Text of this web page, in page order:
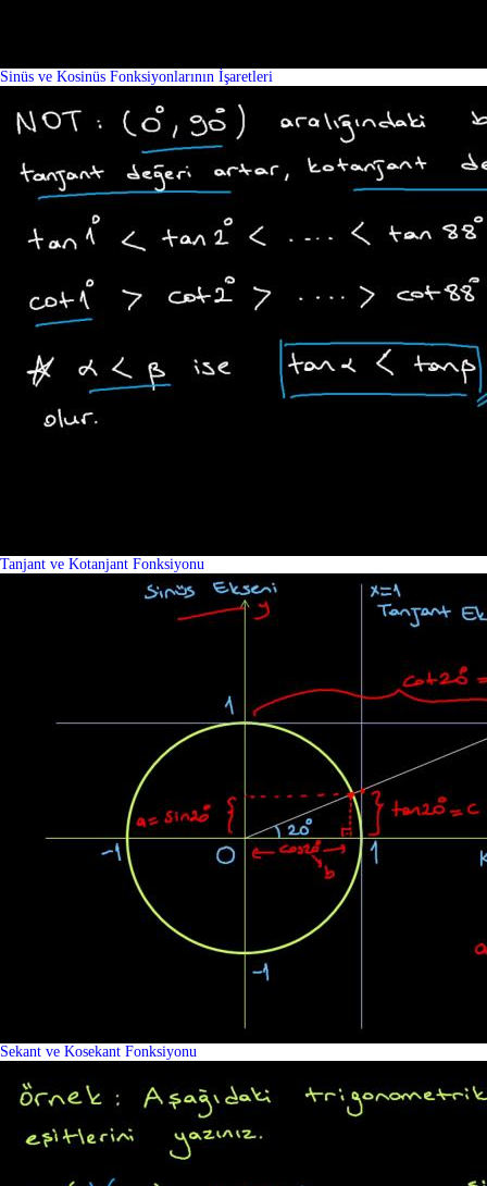
Sinüs ve Kosinüs Fonksiyonlarının İşaretleri
Tanjant ve Kotanjant Fonksiyonu
Sekant ve Kosekant Fonksiyonu